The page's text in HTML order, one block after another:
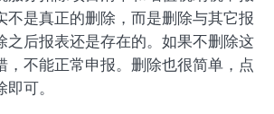
不是真正的删除，而是删除与其它报
之后报表还是存在的。如果不删除这
，不能正常申报。删除也很简单，点
可。